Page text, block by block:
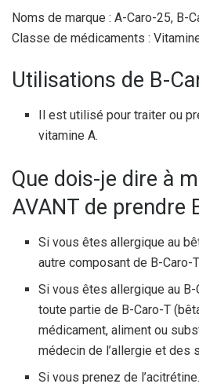
Noms de marque : A-Caro-25, B-
Classe de médicaments :
Utilisations de B-
Il est utilisé pour traiter ou
vitamine A.
Que dois-je dire à
AVANT de prendre
Si vous êtes allergique au
autre composant de B-Caro-
Si vous êtes allergique au
toute partie de B-Caro-T
médicament, aliment ou
médecin de l’allergie et des
Si vous prenez de l’acitrétine.